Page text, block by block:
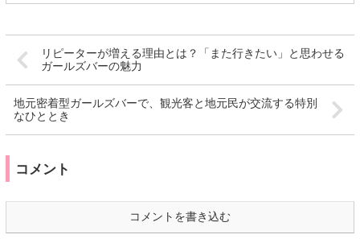
リピーターが増える理由とは？「また行きたい」と思わせる
ガールズバーの魅力
地元密着型ガールズバーで、観光客と地元民が交流する特別
なひととき
コメント
コメントを書き込む